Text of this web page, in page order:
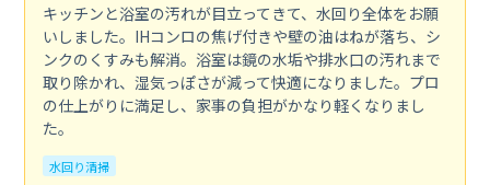
キッチンと浴室の汚れが目立ってきて、水回り全体をお願
いしました。IHコンロの焦げ付きや壁の油はねが落ち、シ
ンクのくすみも解消。浴室は鏡の水垢や排水口の汚れまで
取り除かれ、湿気っぽさが減って快適になりました。プロ
の仕上がりに満足し、家事の負担がかなり軽くなりまし
た。
水回り清掃